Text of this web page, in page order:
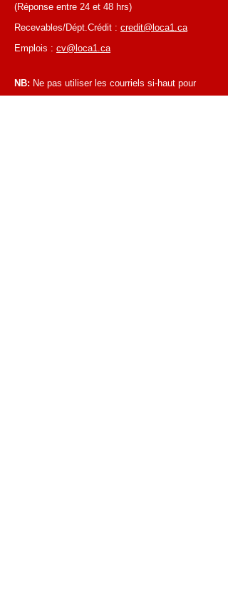
(Réponse entre 24 et 48 hrs)
Recevables/Dépt.Crédit : credit@loca1.ca
Emplois : cv@loca1.ca
NB: Ne pas utiliser les courriels si-haut pour